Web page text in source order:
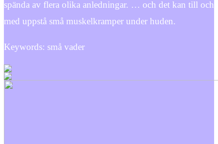
spända av flera olika anledningar. … och det kan till och
med uppstå små muskelkramper under huden.
Keywords: små vader